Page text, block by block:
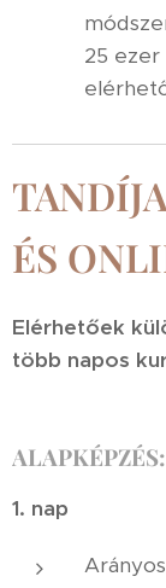
25
ÉS
Elérhetőek
több napos
1. nap